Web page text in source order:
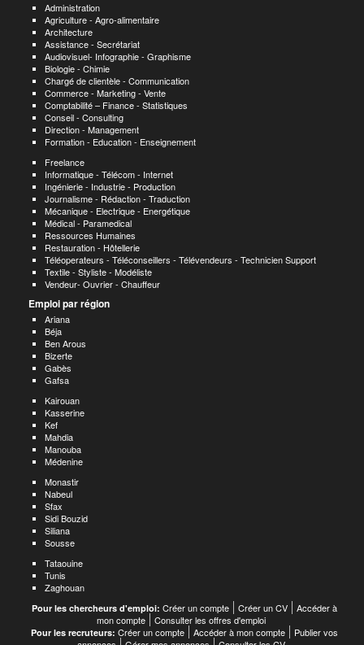
Administration
Agriculture - Agro-alimentaire
Architecture
Assistance - Secrétariat
Audiovisuel- Infographie - Graphisme
Biologie - Chimie
Chargé de clientèle - Communication
Commerce - Marketing - Vente
Comptabilité – Finance - Statistiques
Conseil - Consulting
Direction - Management
Formation - Education - Enseignement
Freelance
Informatique - Télécom - Internet
Ingénierie - Industrie - Production
Journalisme - Rédaction - Traduction
Mécanique - Electrique - Energétique
Médical - Paramedical
Ressources Humaines
Restauration - Hôtellerie
Téléoperateurs - Téléconseillers - Télévendeurs - Technicien Support
Textile - Styliste - Modéliste
Vendeur- Ouvrier - Chauffeur
Emploi par région
Ariana
Béja
Ben Arous
Bizerte
Gabès
Gafsa
Kairouan
Kasserine
Kef
Mahdia
Manouba
Médenine
Monastir
Nabeul
Sfax
Sidi Bouzid
Siliana
Sousse
Tataouine
Tunis
Zaghouan
Pour les chercheurs d'emploi: Créer un compte Créer un CV
Accéder à
mon compte
Consulter les offres d'emploi
Pour les recruteurs: Créer un compte Accéder à mon compte
Publier vos